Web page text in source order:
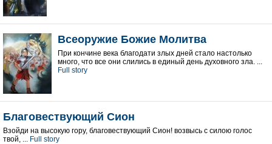
Всеоружие Божие Молитва
При кончине века благодати злых дней стало настолько
много, что все они слились в единый день духовного злa. ...
Full story
Благовествующий Сион
Взойди на высокую гору, благовествующий Сион! возвысь с силою голос
твой, ... Full story